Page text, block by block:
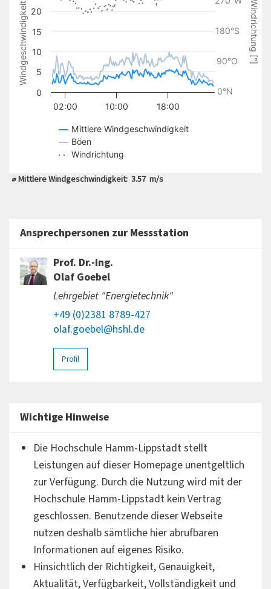
The chart has 2 Y axes displaying Windgeschwindigkeit
0°N
90°O
180°S
Windgeschwindigkeit [m/s] Windrichtung [°]
Mittlere Windgeschwindigkeit
Böen
Windrichtung
02:00 10:00 18:00
0
5
10
15
20
End of interactive chart.
⌀ Mittlere Windgeschwindigkeit: 3.57 m/s
Ansprechpersonen zur Messstation
Prof. Dr.-Ing.
Olaf Goebel
Lehrgebiet "Energietechnik"
+49 (0)2381 8789-427
olaf.goebel@hshl.de
Profil
Wichtige Hinweise
Die Hochschule Hamm-Lippstadt stellt
Leistungen auf dieser Homepage unentgeltlich
zur Verfügung. Durch die Nutzung wird mit der
Hochschule Hamm-Lippstadt kein Vertrag
geschlossen. Benutzende dieser Webseite
nutzen deshalb sämtliche hier abrufbaren
Informationen auf eigenes Risiko.
Hinsichtlich der Richtigkeit, Genauigkeit,
Aktualität, Verfügbarkeit, Vollständigkeit und